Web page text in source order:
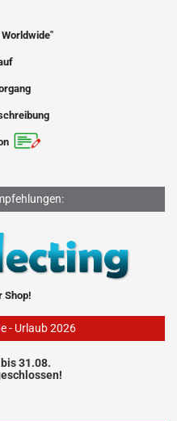
Shop!
- Urlaub 2026
31.08.